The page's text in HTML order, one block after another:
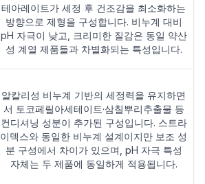
테아레이트가 세정 후 건조감을 최소화하는
방향으로 제형을 구성합니다. 비누계 대비
pH 자극이 낮고, 크리미한 질감은 동일 약산
성 계열 제품들과 차별화되는 특성입니다.
알칼리성 비누계 기반의 세정력을 유지하면
서 토코페릴아세테이트·삼칠뿌리추출물 등
컨디셔닝 성분이 추가된 구성입니다. 스트라
이덱스와 동일한 비누계 설계이지만 보조 성
분 구성에서 차이가 있으며, pH 자극 특성
자체는 두 제품에 동일하게 적용됩니다.